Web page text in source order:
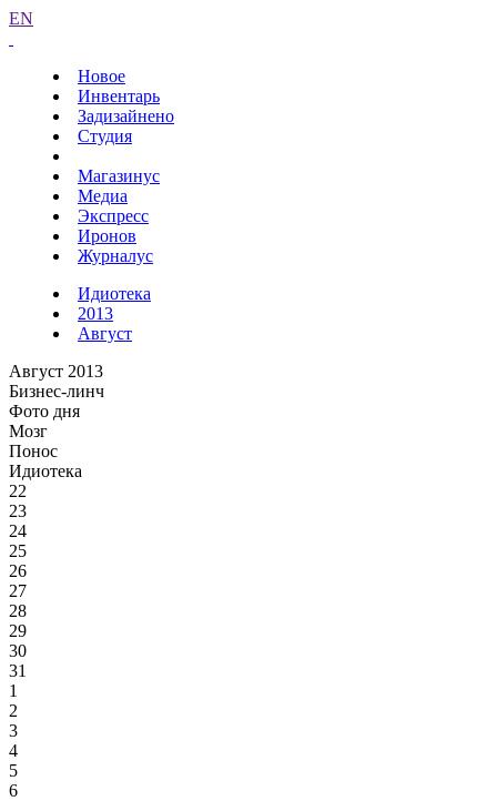
EN
Новое
Инвентарь
Задизайнено
Студия
Магазинус
Медиа
Экспресс
Иронов
Журналус
Идиотека
2013
Август
Август 2013
Бизнес-линч
Фото дня
Мозг
Понос
Идиотека
22
23
24
25
26
27
28
29
30
31
1
2
3
4
5
6